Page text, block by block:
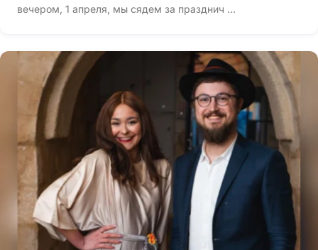
вечером, 1 апреля, мы сядем за празднич ...